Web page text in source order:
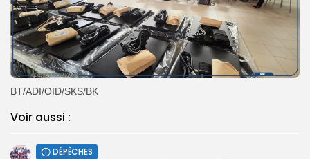
BT/ADI/OID/SKS/BK
Voir aussi :
DÉPÊCHES